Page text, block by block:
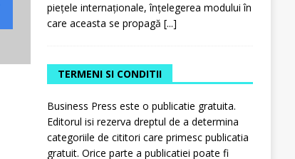
piețele internaționale, înțelegerea modului în
care aceasta se propagă [...]
TERMENI SI CONDITII
Business Press este o publicatie gratuita.
Editorul isi rezerva dreptul de a determina
categoriile de cititori care primesc publicatia
gratuit. Orice parte a publicatiei poate fi